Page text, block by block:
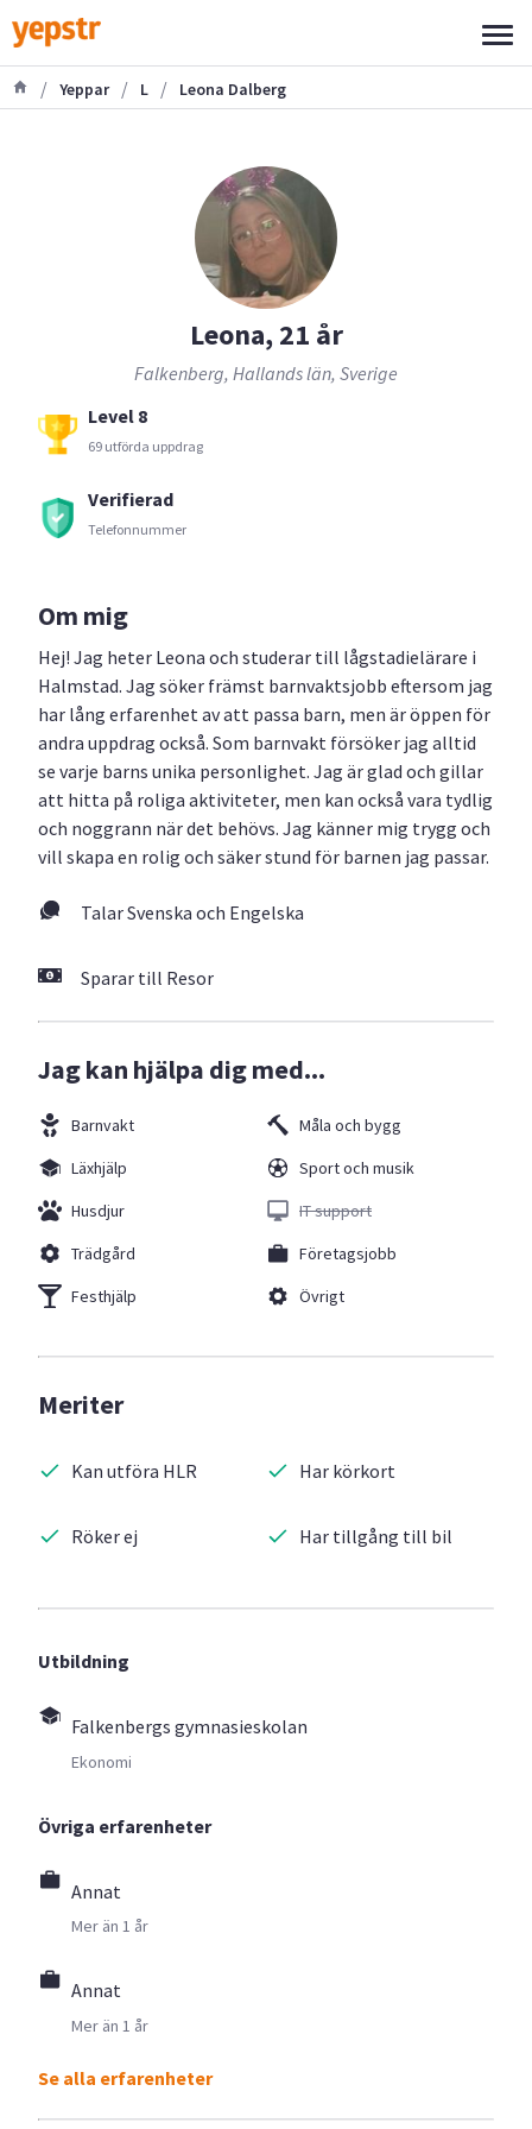
/ Yeppar / L / Leona Dalberg
Leona, 21 år
Falkenberg, Hallands län, Sverige
Level 8
69 utförda uppdrag
Verifierad
Telefonnummer
Om mig
Hej! Jag heter Leona och studerar till lågstadielärare i
Halmstad. Jag söker främst barnvaktsjobb eftersom jag
har lång erfarenhet av att passa barn, men är öppen för
andra uppdrag också. Som barnvakt försöker jag alltid
se varje barns unika personlighet. Jag är glad och gillar
att hitta på roliga aktiviteter, men kan också vara tydlig
och noggrann när det behövs. Jag känner mig trygg och
vill skapa en rolig och säker stund för barnen jag passar.
Talar Svenska och Engelska
Sparar till Resor
Jag kan hjälpa dig med...
Barnvakt
Läxhjälp
Husdjur
Trädgård
Festhjälp
Måla och bygg
Sport och musik
IT support
Företagsjobb
Övrigt
Meriter
Kan utföra HLR
Röker ej
Har körkort
Har tillgång till bil
Utbildning
Falkenbergs gymnasieskolan
Ekonomi
Övriga erfarenheter
Annat
Mer än 1 år
Annat
Mer än 1 år
Se alla erfarenheter